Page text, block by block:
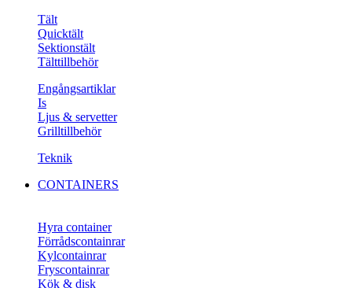
Tält
Quicktält
Sektionstält
Tälttillbehör
Engångsartiklar
Is
Ljus & servetter
Grilltillbehör
Teknik
CONTAINERS
Hyra container
Förrådscontainrar
Kylcontainrar
Fryscontainrar
Kök & disk